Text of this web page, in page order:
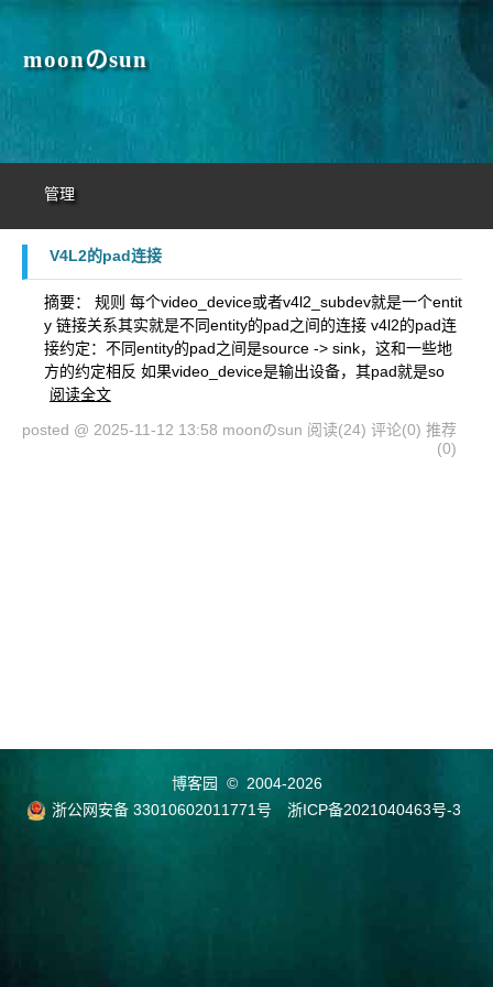
moonのsun
管理
V4L2的pad连接
摘要： 规则 每个video_device或者v4l2_subdev就是一个entit
y 链接关系其实就是不同entity的pad之间的连接 v4l2的pad连
接约定：不同entity的pad之间是source -> sink，这和一些地
方的约定相反 如果video_device是输出设备，其pad就是so
阅读全文
posted @ 2025-11-12 13:58 moonのsun 阅读(24) 评论(0) 推荐
(0)
博客园
© 2004-2026
浙公网安备 33010602011771号
浙ICP备2021040463号-3